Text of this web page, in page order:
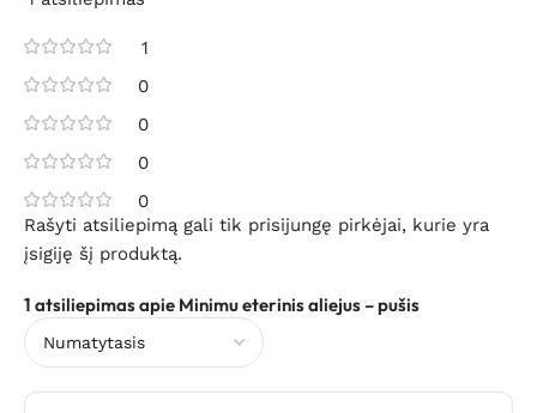
1
0
0
0
0
1 atsiliepimas apie Minimu eterinis aliejus – pušis
Rašyti atsiliepimą gali tik prisijungę pirkėjai, kurie yra
įsigiję šį produktą.